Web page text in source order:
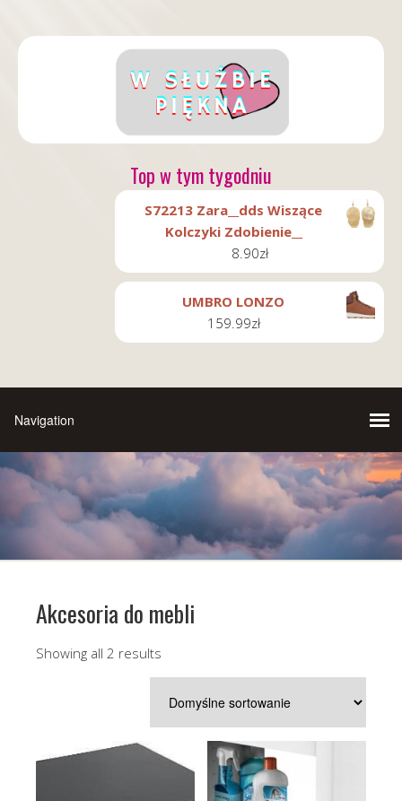
Top w tym tygodniu
S72213 Zara__dds Wiszące
Kolczyki Zdobienie__
8.90zł
UMBRO LONZO
159.99zł
Akcesoria do mebli
Showing all 2 results